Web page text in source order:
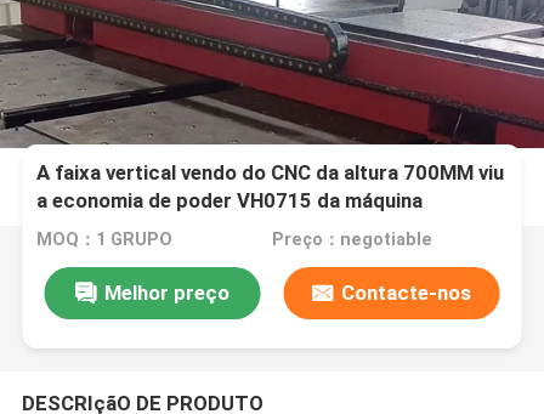
A faixa vertical vendo do CNC da altura 700MM viu
a economia de poder VH0715 da máquina
MOQ：1 GRUPO Preço：negotiable
Melhor preço Contacte-nos
DESCRIçãO DE PRODUTO